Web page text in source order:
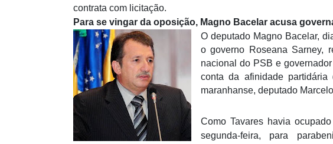
contrata com licitação.
Para se vingar da oposição, Magno Bacelar acusa
O deputado Magno Bacelar,
o governo Roseana Sarney,
nacional do PSB e
conta da afinidade
maranhanse, deputado
Como Tavares havia
segunda-feira, para